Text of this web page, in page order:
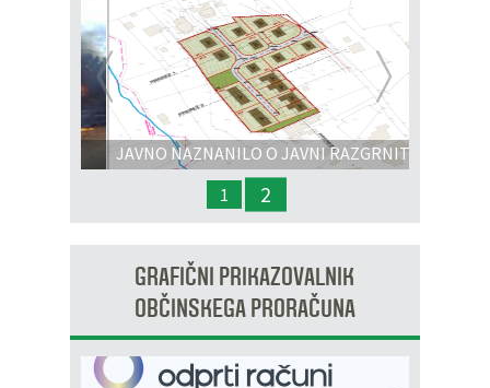
JAVNO NAZNANILO O JAVNI RAZGRNITVI
IN JAVNI OBRAVNAVI - OPPN na območju
OP8/009 – stanovanjsko območje Dobrava 3
Prejšnja
1 2
GRAFIČNI PRIKAZOVALNIK
OBČINSKEGA PRORAČUNA